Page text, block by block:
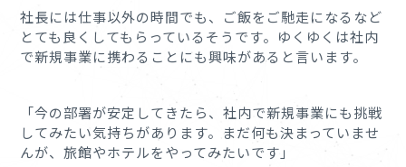
社長には仕事以外の時間でも、ご飯をご馳走になるなど
とても良くしてもらっているそうです。ゆくゆくは社内
で新規事業に携わることにも興味があると言います。
「今の部署が安定してきたら、社内で新規事業にも挑戦
してみたい気持ちがあります。まだ何も決まっていませ
んが、旅館やホテルをやってみたいです」